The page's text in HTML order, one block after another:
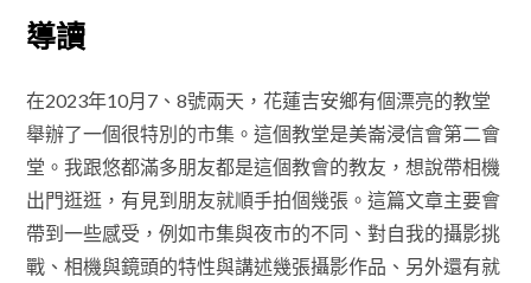
導讀
在2023年10月7、8號兩天，花蓮吉安鄉有個漂亮的教堂
舉辦了一個很特別的市集。這個教堂是美崙浸信會第二會
堂。我跟悠都滿多朋友都是這個教會的教友，想說帶相機
出門逛逛，有見到朋友就順手拍個幾張。這篇文章主要會
帶到一些感受，例如市集與夜市的不同、對自我的攝影挑
戰、相機與鏡頭的特性與講述幾張攝影作品、另外還有就